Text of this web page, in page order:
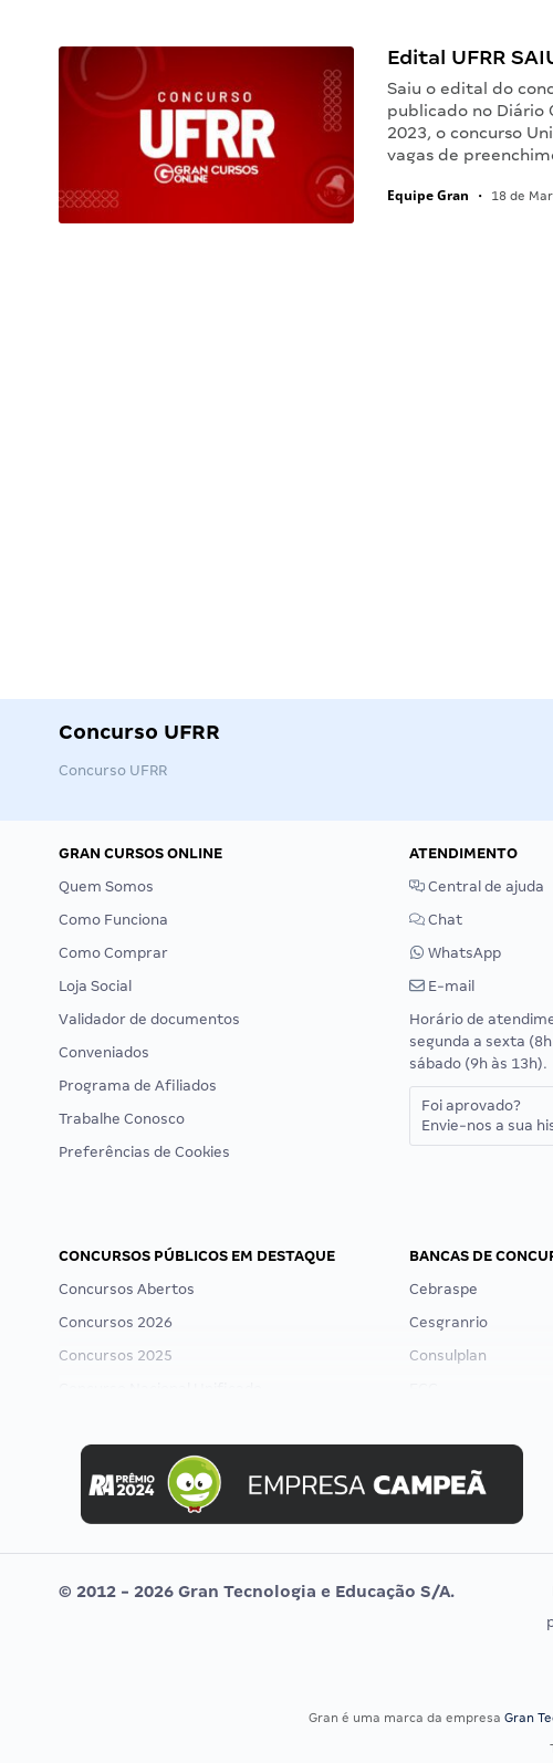
Edital UFRR
Saiu o edital do
publicado no Diário
2023, o concurso
vagas de
Equipe Gran • 18 de
Concurso UFRR
Concurso UFRR
GRAN CURSOS ONLINE
Quem Somos
Como Funciona
Como Comprar
Loja Social
Validador de documentos
Conveniados
Programa de Afiliados
Trabalhe Conosco
Preferências de Cookies
ATENDIMENTO
Central de ajuda
Chat
WhatsApp
E-mail
Horário de
segunda a sexta
sábado (9h às 13h).
Foi aprovado?
Envie-nos a sua
CONCURSOS PÚBLICOS EM DESTAQUE
Concursos Abertos
Concursos 2026
Concursos 2025
Concurso MPU
Editais publicados
BANCAS DE
Cebraspe
Cesgranrio
Consulplan
Selecon
Uniase
Vunesp
© 2012 - 2026 Gran Tecnologia e Educação S/A.
Gran é uma marca da empresaGran